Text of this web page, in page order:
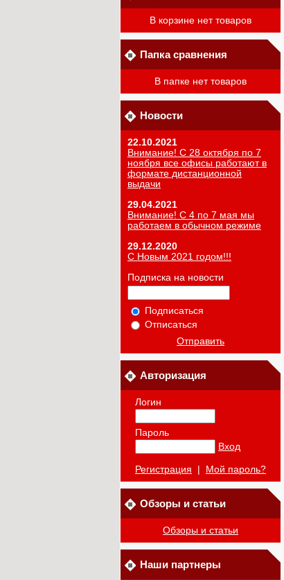
В корзине нет товаров
Папка сравнения
В папке нет товаров
Новости
22.10.2021
Внимание! С 28 октября по 7
ноября все офисы работают в
формате дистанционной
выдачи
29.04.2021
Внимание! С 4 по 7 мая мы
работаем в обычном режиме
29.12.2020
С Новым 2021 годом!!!
Подписка на новости
Подписаться
Отписаться
Отправить
Авторизация
Логин
Пароль
Вход
Регистрация Мой пароль?
Обзоры и статьи
Обзоры и статьи
Наши партнеры